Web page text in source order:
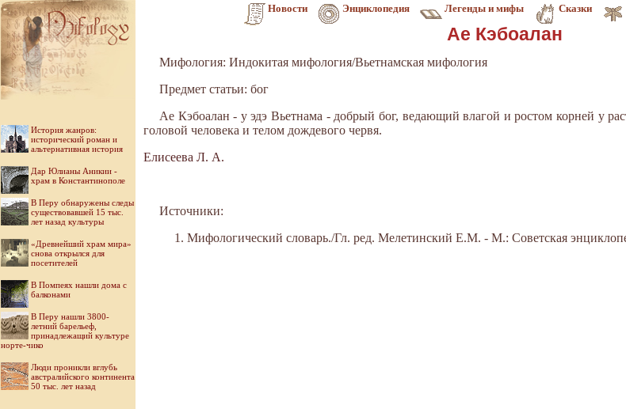
Новости Энциклопедия Легенды и мифы Сказки
История жанров:
исторический роман и
альтернативная история
Дар Юлианы Аникии -
храм в Константинополе
В Перу обнаружены следы
существовавшей 15 тыс.
лет назад культуры
«Древнейший храм мира»
снова открылся для
посетителей
В Помпеях нашли дома с
балконами
В Перу нашли 3800-
летний барельеф,
принадлежащий культуре
норте-чико
Люди проникли вглубь
австралийского континента
50 тыс. лет назад
Ае Кэбоалан
Мифология: Индокитая мифология/Вьетнамская мифология
Предмет статьи: бог
Ае Кэбоалан - у эдэ Вьетнама - добрый бог, ведающий влагой и ростом корней у
головой человека и телом дождевого червя.
Елисеева Л. А.
Источники:
Мифологический словарь./Гл. ред. Мелетинский Е.М. - М.: Советская